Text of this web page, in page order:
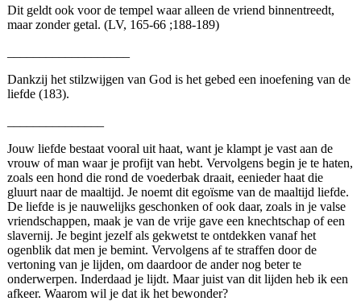
Dit geldt ook voor de tempel waar alleen de vriend binnentreedt,
maar zonder getal. (LV, 165-66 ;188-189)
Dankzij het stilzwijgen van God is het gebed een inoefening van de
liefde (183).
Jouw liefde bestaat vooral uit haat, want je klampt je vast aan de
vrouw of man waar je profijt van hebt. Vervolgens begin je te haten,
zoals een hond die rond de voederbak draait, eenieder haat die
gluurt naar de maaltijd. Je noemt dit egoïsme van de maaltijd liefde.
De liefde is je nauwelijks geschonken of ook daar, zoals in je valse
vriendschappen, maak je van de vrije gave een knechtschap of een
slavernij. Je begint jezelf als gekwetst te ontdekken vanaf het
ogenblik dat men je bemint. Vervolgens af te straffen door de
vertoning van je lijden, om daardoor de ander nog beter te
onderwerpen. Inderdaad je lijdt. Maar juist van dit lijden heb ik een
afkeer. Waarom wil je dat ik het bewonder?